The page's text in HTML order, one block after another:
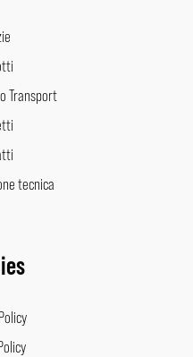
Transport
tecnica